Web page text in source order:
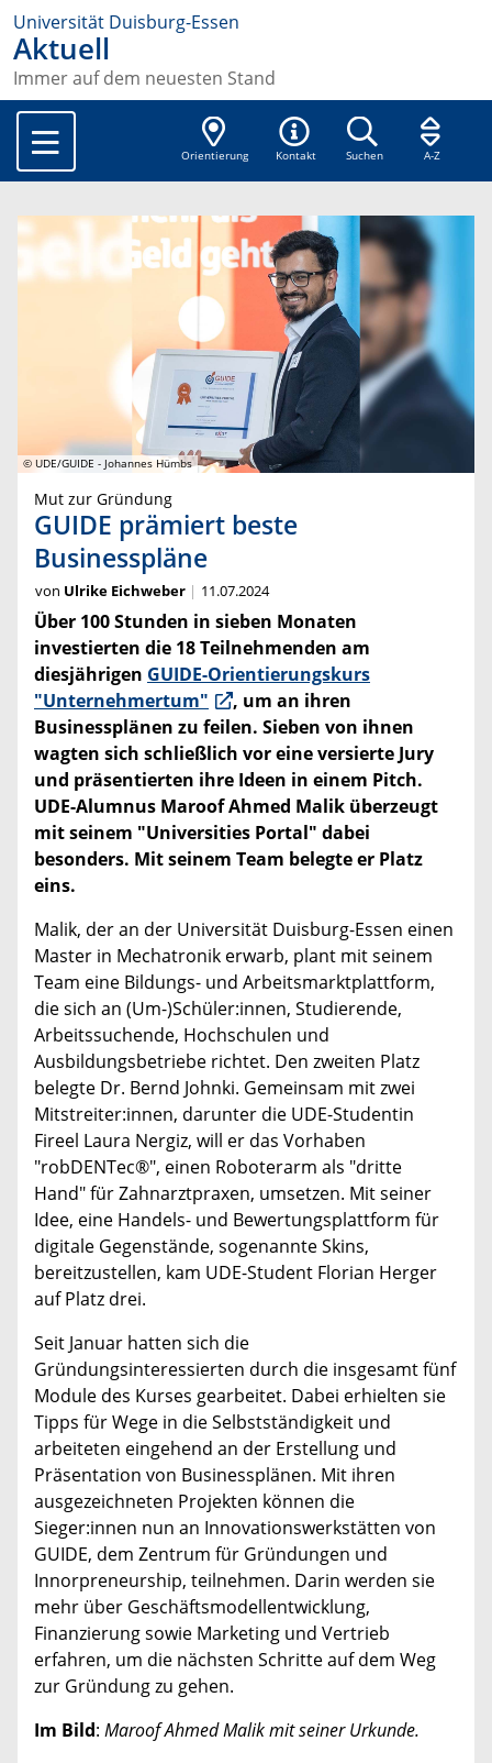
Universität Duisburg-Essen
Aktuell
Immer auf dem neuesten Stand
Orientierung Kontakt Suchen A-Z
© UDE/GUIDE - Johannes Hümbs
Mut zur Gründung
GUIDE prämiert beste
Businesspläne
von Ulrike Eichweber 11.07.2024
Über 100 Stunden in sieben Monaten
investierten die 18 Teilnehmenden am
diesjährigen GUIDE-Orientierungskurs
"Unternehmertum"
, um an ihren
Businessplänen zu feilen. Sieben von ihnen
wagten sich schließlich vor eine versierte Jury
und präsentierten ihre Ideen in einem Pitch.
UDE-Alumnus Maroof Ahmed Malik überzeugt
mit seinem "Universities Portal" dabei
besonders. Mit seinem Team belegte er Platz
eins.
Malik, der an der Universität Duisburg-Essen einen
Master in Mechatronik erwarb, plant mit seinem
Team eine Bildungs- und Arbeitsmarktplattform,
die sich an (Um-)Schüler:innen, Studierende,
Arbeitssuchende, Hochschulen und
Ausbildungsbetriebe richtet. Den zweiten Platz
belegte Dr. Bernd Johnki. Gemeinsam mit zwei
Mitstreiter:innen, darunter die UDE-Studentin
Fireel Laura Nergiz, will er das Vorhaben
"robDENTec®", einen Roboterarm als "dritte
Hand" für Zahnarztpraxen, umsetzen. Mit seiner
Idee, eine Handels- und Bewertungsplattform für
digitale Gegenstände, sogenannte Skins,
bereitzustellen, kam UDE-Student Florian Herger
auf Platz drei.
Seit Januar hatten sich die
Gründungsinteressierten durch die insgesamt fünf
Module des Kurses gearbeitet. Dabei erhielten sie
Tipps für Wege in die Selbstständigkeit und
arbeiteten eingehend an der Erstellung und
Präsentation von Businessplänen. Mit ihren
ausgezeichneten Projekten können die
Sieger:innen nun an Innovationswerkstätten von
GUIDE, dem Zentrum für Gründungen und
Innorpreneurship, teilnehmen. Darin werden sie
mehr über Geschäftsmodellentwicklung,
Finanzierung sowie Marketing und Vertrieb
erfahren, um die nächsten Schritte auf dem Weg
zur Gründung zu gehen.
Im Bild: Maroof Ahmed Malik mit seiner Urkunde.